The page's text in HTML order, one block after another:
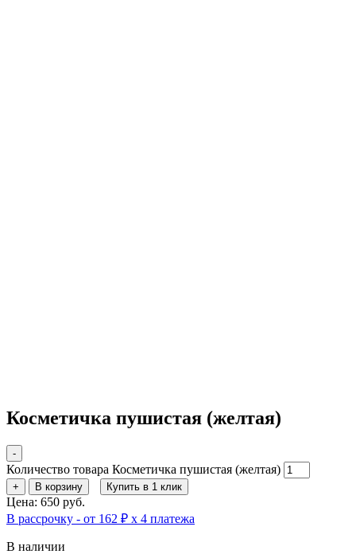
Косметичка пушистая (желтая)
-
Количество товара Косметичка пушистая (желтая)
+ В корзину Купить в 1 клик
Цена: 650 руб.
В рассрочку - от 162 ₽ х 4 платежа
В наличии